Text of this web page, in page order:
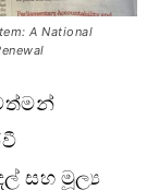
A National
සහ මූල්‍ය